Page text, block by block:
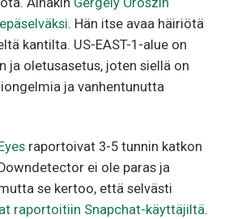
Ainakin Gergely Oroszin
. Hän itse avaa häiriötä
kantilta. US-EAST-1-alue on
ja oletusasetus, joten siellä on
ja vanhentunutta
raportoivat 3-5 tunnin katkon
ei ole paras ja
se kertoo, että selvästi
raportoitiin Snapchat-käyttäjiltä.